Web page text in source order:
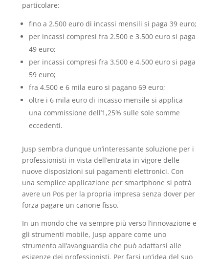
particolare:
fino a 2.500 euro di incassi mensili si paga 39 euro;
per incassi compresi fra 2.500 e 3.500 euro si paga
49 euro;
per incassi compresi fra 3.500 e 4.500 euro si paga
59 euro;
fra 4.500 e 6 mila euro si pagano 69 euro;
oltre i 6 mila euro di incasso mensile si applica
una commissione dell’1,25% sulle sole somme
eccedenti.
Jusp sembra dunque un’interessante soluzione per i
professionisti in vista dell’entrata in vigore delle
nuove disposizioni sui pagamenti elettronici. Con
una semplice applicazione per smartphone si potrà
avere un Pos per la propria impresa senza dover per
forza pagare un canone fisso.
In un mondo che va sempre più verso l’innovazione e
gli strumenti mobile, Jusp appare come uno
strumento all’avanguardia che può adattarsi alle
esigenze dei professionisti. Per farsi un’idea del suo